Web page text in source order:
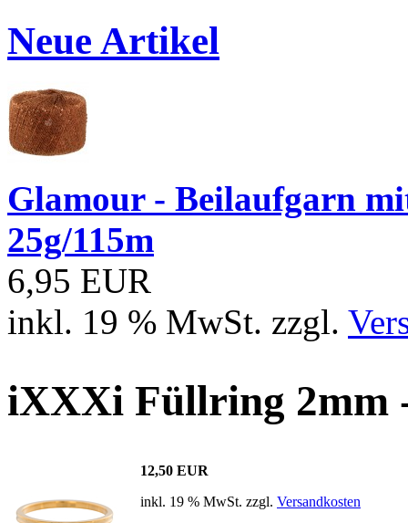
Neue Artikel
Glamour - Beilaufgarn
25g/115m
6,95 EUR
inkl. 19 % MwSt. zzgl.
iXXXi Füllring 2mm
12,50 EUR
inkl. 19 % MwSt. zzgl. Versandkosten